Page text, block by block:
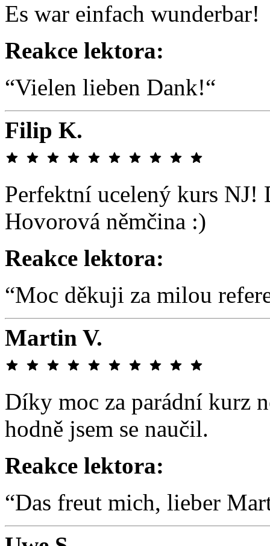
Es war einfach wunderbar!
Reakce lektora:
“Vielen lieben Dank!“
Filip K.
Perfektní ucelený kurs
Hovorová němčina :)
Reakce lektora:
“Moc děkuji za milou
Martin V.
Díky moc za parádní kurz
hodně jsem se naučil.
Reakce lektora:
“Das freut mich, lieber